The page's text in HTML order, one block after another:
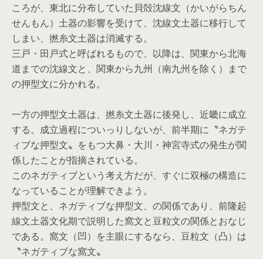
ころが、東北に分布していた貝殻沈線文（かいがらちん
せんもん）土器の影響を受けて、沈線文土器に移行して
しまい、撚糸文土器は消滅する。
三戸・田戸式と呼ばれるもので、以降は、関東から北海
道までの沈線文と、関東から九州（南九州を除く）まで
の押型文に分かれる。
一方の押型文土器は、撚糸文土器に後発し、近畿に成立
する。成立過程についっりしないが、前半期に〝ネガテ
ィブな押型文〟をもつ大鼻・大川・神宮寺式の発生が関
係したことが指摘されている。
このネガティブという考え方だが、すぐに双極の構造に
なっていることが理解できよう。
押型文と、ネガティブな押型文、の関係であり、前隆起
線文土器文化期で説明した窩文と豆粒文の関係とおなじ
である。窩文（凹）を主眼にするなら、豆粒文（凸）は
〝ネガティブな窩文〟